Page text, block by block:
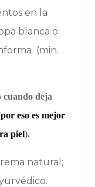
en la
blanca o
(min.
cuando deja
por eso es mejor
piel).
natural;